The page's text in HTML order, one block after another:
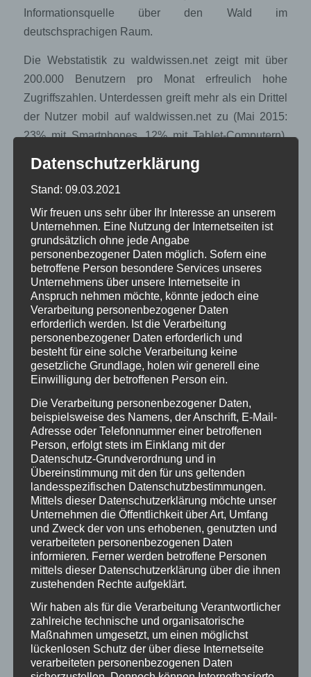
Informationsquelle über den Wald im
deutschsprachigen Raum.
Die Webstatistik zu waldwissen.net zeigt mit über
200.000 Benutzern pro Monat erfreulich hohe
Zugriffszahlen. Unterdessen greift mehr als ein Drittel
der Nutzer mobil auf waldwissen.net zu (Mai 2015:
23% mit Smartphones, 12% mit Tablet-Computern).
waldwissen.net für mobile Geräte optimiert.
Die Waldwissen.net App
Die neue App für iPhone und Android informiert den
Smartphone-Benutzer unterwegs über neue Artikel. In
der App lassen sich Beiträge gut lesen, mittels
Speicherfunktion kann man aber auch erst später auf
die Artikel zurückzugreifen, zum Beispiel wenn man
am grossen Desktop-Computer sitzt. Die Webseite ist
weiterhin die Schnittstelle zum bestehenden «mein
Waldwissen», wo man Themen im
Empfehlungsdienst per Knopfdruck abonniert. Die
Waldwissen-App ist gratis und wartet im Apple Store
und bei Google Play darauf, erkundet zu werden.
QR-Code zu den App-Stores: Google Playund Apple Store
Tablet-Optimierung
Nicht zu vergessen: Dank grösseren Klick- und
Formularflächen ist waldwissen.net jetzt auch mit
Tablets wesentlich besser bedienbar als bisher.
Teilen mit:
Twitter Facebook
Eintrag teilen
Datenschutzerklärung
Stand: 09.03.2021
Wir freuen uns sehr über Ihr Interesse an unserem
Unternehmen. Eine Nutzung der Internetseiten ist
grundsätzlich ohne jede Angabe
personenbezogener Daten möglich. Sofern eine
betroffene Person besondere Services unseres
Unternehmens über unsere Internetseite in
Anspruch nehmen möchte, könnte jedoch eine
Verarbeitung personenbezogener Daten
erforderlich werden. Ist die Verarbeitung
personenbezogener Daten erforderlich und
besteht für eine solche Verarbeitung keine
gesetzliche Grundlage, holen wir generell eine
Einwilligung der betroffenen Person ein.
Die Verarbeitung personenbezogener Daten,
beispielsweise des Namens, der Anschrift, E-Mail-
Adresse oder Telefonnummer einer betroffenen
Person, erfolgt stets im Einklang mit der
Datenschutz-Grundverordnung und in
Übereinstimmung mit den für uns geltenden
landesspezifischen Datenschutzbestimmungen.
Mittels dieser Datenschutzerklärung möchte unser
Unternehmen die Öffentlichkeit über Art, Umfang
und Zweck der von uns erhobenen, genutzten und
verarbeiteten personenbezogenen Daten
informieren. Ferner werden betroffene Personen
mittels dieser Datenschutzerklärung über die ihnen
zustehenden Rechte aufgeklärt.
Wir haben als für die Verarbeitung Verantwortlicher
zahlreiche technische und organisatorische
Maßnahmen umgesetzt, um einen möglichst
lückenlosen Schutz der über diese Internetseite
verarbeiteten personenbezogenen Daten